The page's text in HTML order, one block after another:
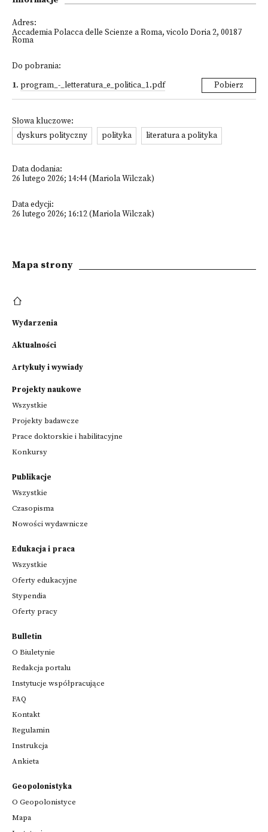
Adres:
Accademia Polacca delle Scienze a Roma, vicolo Doria 2, 00187
Roma
Do pobrania:
1. program_-_letteratura_e_politica_1.pdf Pobierz
Słowa kluczowe:
dyskurs polityczny
polityka literatura a polityka
Data dodania:
26 lutego 2026; 14:44 (Mariola Wilczak)
Data edycji:
26 lutego 2026; 16:12 (Mariola Wilczak)
Mapa strony
Wydarzenia
Aktualności
Artykuły i wywiady
Projekty naukowe
Wszystkie
Projekty badawcze
Prace doktorskie i habilitacyjne
Konkursy
Publikacje
Wszystkie
Czasopisma
Nowości wydawnicze
Edukacja i praca
Wszystkie
Oferty edukacyjne
Stypendia
Oferty pracy
Bulletin
O Biuletynie
Redakcja portalu
Instytucje współpracujące
FAQ
Kontakt
Regulamin
Instrukcja
Ankieta
Geopolonistyka
O Geopolonistyce
Mapa